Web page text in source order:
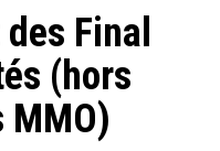
Final
(hors